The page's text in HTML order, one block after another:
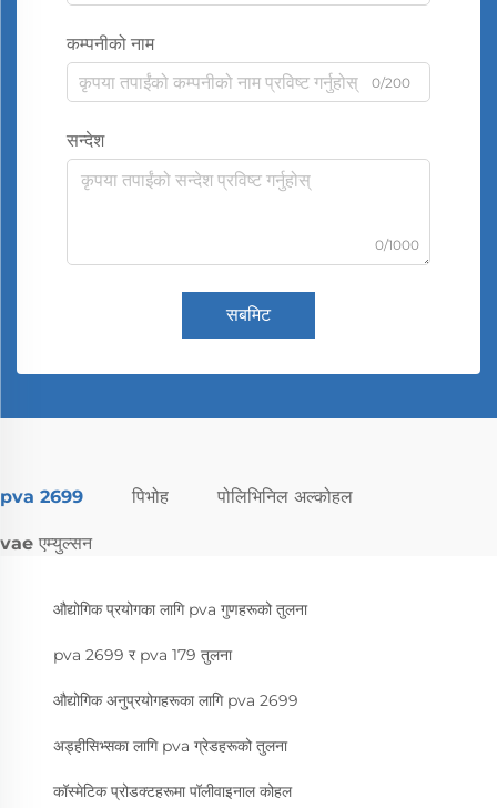
कम्पनीको नाम
0/200
सन्देश
0/1000
सबमिट
pva 2699 पिभोह पोलिभिनिल अल्कोहल
vae एम्युल्सन
औद्योगिक प्रयोगका लागि pva गुणहरूको तुलना
pva 2699 र pva 179 तुलना
औद्योगिक अनुप्रयोगहरूका लागि pva 2699
अड्हीसिभ्सका लागि pva ग्रेडहरूको तुलना
कॉस्मेटिक प्रोडक्टहरूमा पॉलीवाइनाल कोहल